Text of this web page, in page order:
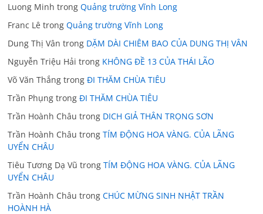
Luong Minh trongQuảng trường Vĩnh Long
Franc Lê trongQuảng trường Vĩnh Long
Dung Thị Vân trong DẶM DÀI CHIÊM BAO CỦA DUNG THỊ VÂN
Nguyễn Triệu Hải trong KHÔNG ĐỀ 13 CỦA THÁI LÃO
Võ Văn Thắng trongĐI THĂM CHÙA TIÊU
Trần Phụng trongĐI THĂM CHÙA TIÊU
Trần Hoành Châu trong DICH GIẢ THÂN TRỌNG SƠN
Trần Hoành Châu trongTÍM ĐỘNG HOA VÀNG. CỦA LÃNG
UYỂN CHÂU
Tiêu Tương Dạ Vũ trongTÍM ĐỘNG HOA VÀNG. CỦA LÃNG
UYỂN CHÂU
Trần Hoành Châu trongCHÚC MỪNG SINH NHẬT TRẦN
HOÀNH HÀ